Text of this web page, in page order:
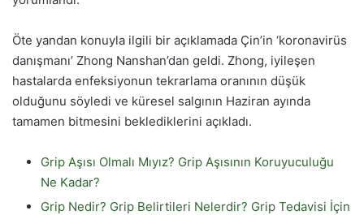
Öte yandan konuyla ilgili bir açıklamada Çin’in ‘koronavirüs
danışmanı’ Zhong Nanshan’dan geldi. Zhong, iyileşen
hastalarda enfeksiyonun tekrarlama oranının düşük
olduğunu söyledi ve küresel salgının Haziran ayında
tamamen bitmesini beklediklerini açıkladı.
Grip Aşısı Olmalı Mıyız? Grip Aşısının Koruyuculuğu
Ne Kadar?
Grip Nedir? Grip Belirtileri Nelerdir? Grip Tedavisi İçin